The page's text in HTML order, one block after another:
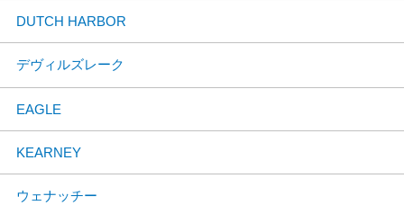
DUTCH HARBOR
デヴィルズレーク
EAGLE
KEARNEY
ウェナッチー